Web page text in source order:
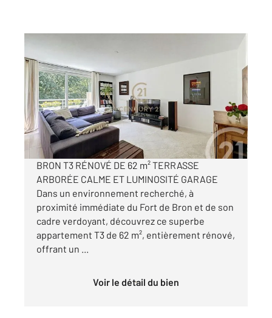
63 m , 3 pièces
Ref : 2249
Appartement F3 à vendre
219 000 €
Visiter le site dédié
BRON T3 RÉNOVÉ DE 62 m² TERRASSE
ARBORÉE CALME ET LUMINOSITÉ GARAGE
Dans un environnement recherché, à
proximité immédiate du Fort de Bron et de son
cadre verdoyant, découvrez ce superbe
appartement T3 de 62 m², entièrement rénové,
offrant un ...
Voir le détail du bien